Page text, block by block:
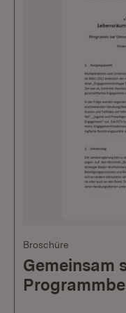
Broschüre
Gemeinsam